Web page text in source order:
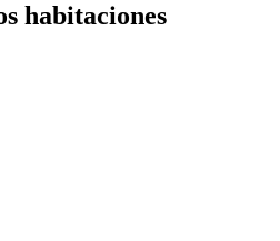
habitaciones